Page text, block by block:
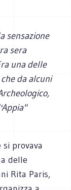
sensazione
sera
una delle
da alcuni
si provava
delle
Rita Paris,